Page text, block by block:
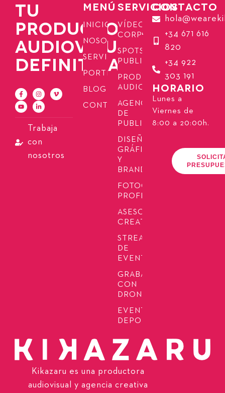
TU
PRODUCTORA
AUDIOVISUAL
DEFINITIVA
Trabaja
con
nosotros
MENÚ
INICIO
NOSOTROS
SERVICIOS
PORTFOLIO
BLOG
CONTACTO
SERVICIOS
VÍDEOS
CORPORATIVOS
SPOTS
PUBLICITARIOS
PRODUCCIÓN
AUDIOVISUAL
AGENCIA
DE
PUBLICIDAD
DISEÑO
GRÁFICO
Y
BRANDING
FOTOGRAFÍA
PROFESIONAL
ASESORÍA
CREATIVA
STREAMING
DE
EVENTOS
GRABACIÓN
CON
DRONES
EVENTOS
DEPORTIVOS
CONTACTO
+34 671 616
820
+34 922
303 191
HORARIO
Lunes a
Viernes de
8:00 a 20:00h.
Kikazaru es una productora
audiovisual y agencia creativa